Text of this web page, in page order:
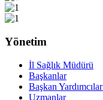
Yönetim
İl Sağlık Müdürü
Başkanlar
Başkan
Uzmanlar